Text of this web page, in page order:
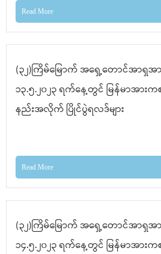
Read More
(၃၂)ကြိမ်မြောက် အရှေ့တောင်အာရှအာ
၁၃.၅.၂၀၂၃ ရက်နေ့တွင် မြန်မာအား
နည်းအလိုက် ပြိုင်ပွဲရလဒ်များ
Read More
(၃၂)ကြိမ်မြောက် အရှေ့တောင်အာရှအာ
၁၄.၅.၂၀၂၃ ရက်နေ့တွင် မြန်မာအား